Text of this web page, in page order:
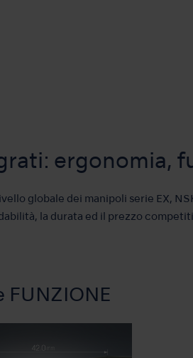
ergonomia,
globale dei manipoli serie EX,
la durata ed il prezzo
FUNZIONE